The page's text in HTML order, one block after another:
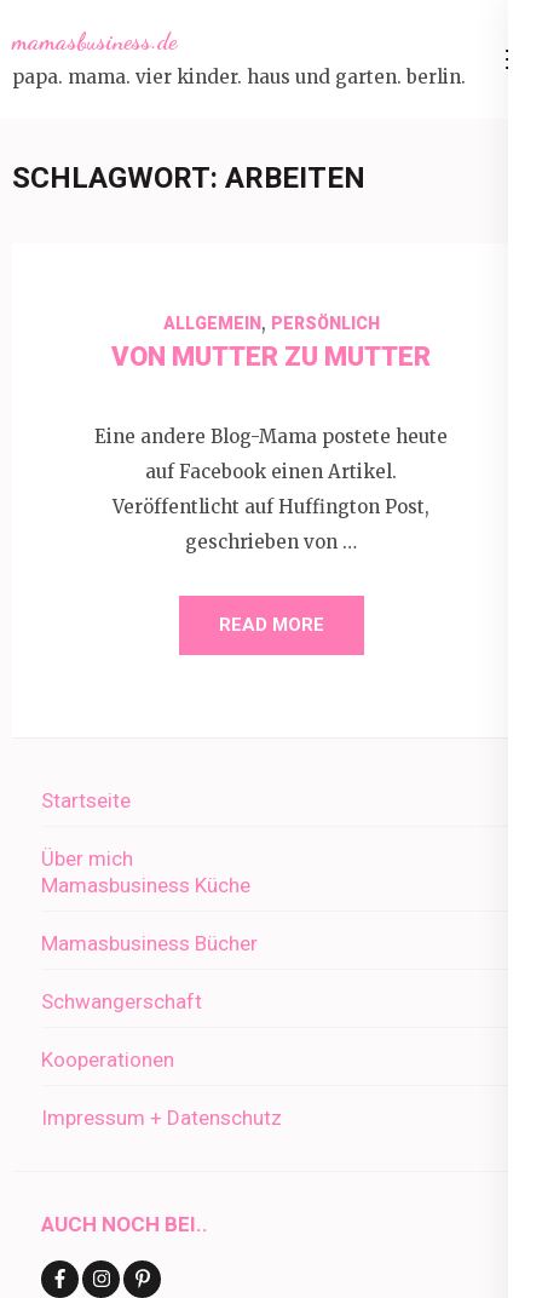
to
content
mamasbusiness.de
papa. mama. vier kinder. haus und garten. berlin.
SCHLAGWORT: ARBEITEN
ALLGEMEIN, PERSÖNLICH
VON MUTTER ZU MUTTER
Eine andere Blog-Mama postete heute
auf Facebook einen Artikel.
Veröffentlicht auf Huffington Post,
geschrieben von …
READ MORE
Startseite
Über mich
Mamasbusiness Küche
Mamasbusiness Bücher
Schwangerschaft
Kooperationen
Impressum + Datenschutz
AUCH NOCH BEI..